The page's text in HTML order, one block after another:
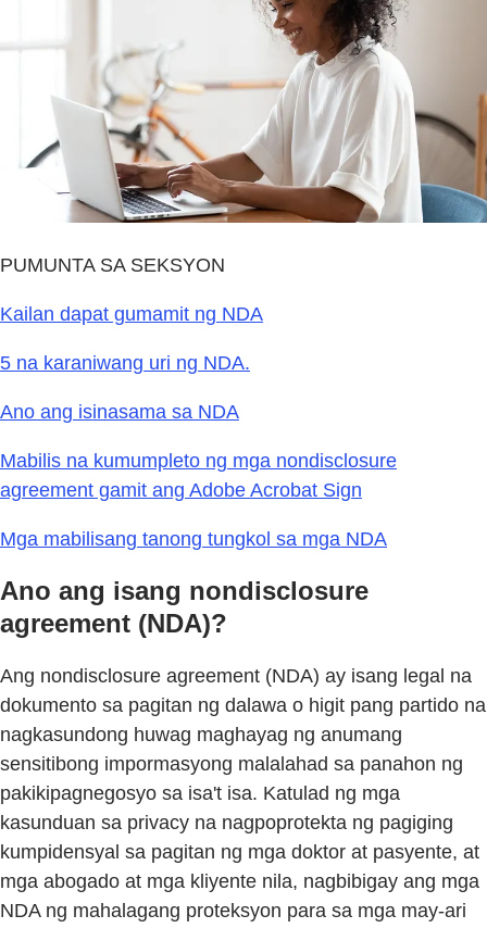
PUMUNTA SA SEKSYON
Kailan dapat gumamit ng NDA
5 na karaniwang uri ng NDA.
Ano ang isinasama sa NDA
Mabilis na kumumpleto ng mga nondisclosure
agreement gamit ang Adobe Acrobat Sign
Mga mabilisang tanong tungkol sa mga NDA
Ano ang isang nondisclosure
agreement (NDA)?
Ang nondisclosure agreement (NDA) ay isang legal na
dokumento sa pagitan ng dalawa o higit pang partido na
nagkasundong huwag maghayag ng anumang
sensitibong impormasyong malalahad sa panahon ng
pakikipagnegosyo sa isa't isa. Katulad ng mga
kasunduan sa privacy na nagpoprotekta ng pagiging
kumpidensyal sa pagitan ng mga doktor at pasyente, at
mga abogado at mga kliyente nila, nagbibigay ang mga
NDA ng mahalagang proteksyon para sa mga may-ari